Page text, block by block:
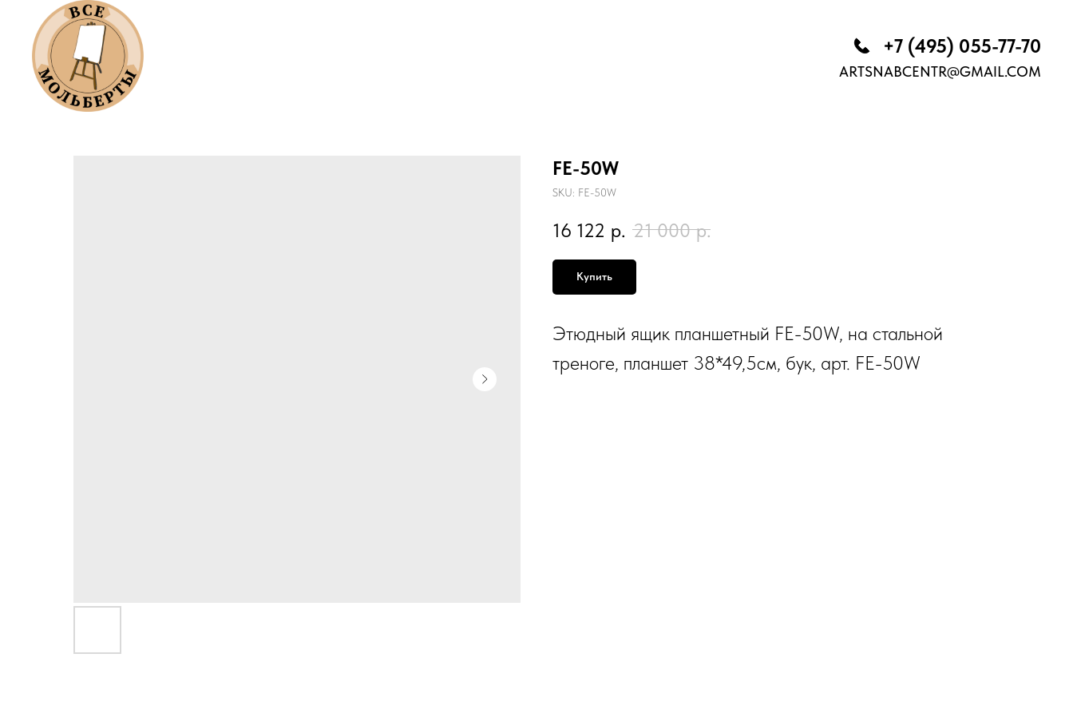
+7 (495) 055-77-70
ARTSNABCENTR@GMAIL.COM
FE-50W
SKU: FE-50W
16 122 р. 21 000 р.
Купить
Этюдный ящик планшетный FE-50W, на стальной
треноге, планшет 38*49,5см, бук, арт. FE-50W